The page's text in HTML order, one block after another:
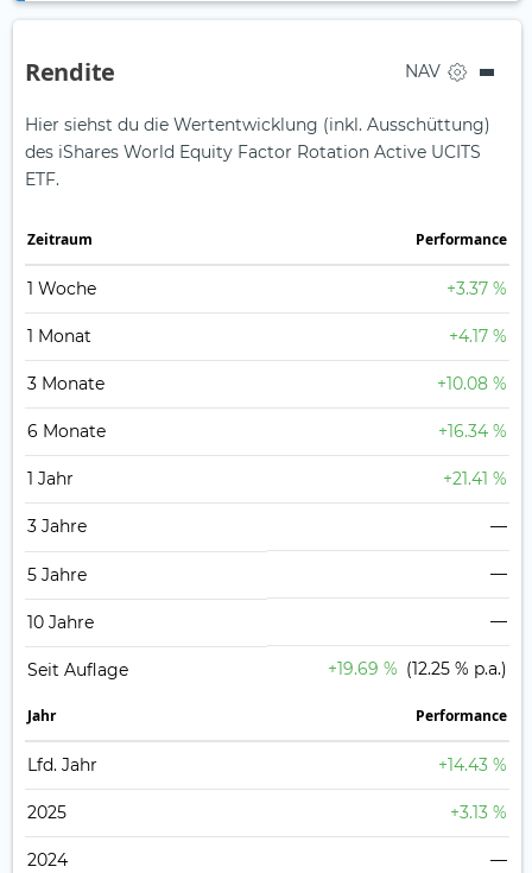
Rendite NAV
Hier siehst du die Wertentwicklung (inkl. Ausschüttung)
des iShares World Equity Factor Rotation Active UCITS
ETF.
Zeit­raum Perfor­mance
1 Woche +3.37 %
1 Monat +4.17 %
3 Monate +10.08 %
6 Monate +16.34 %
1 Jahr +21.41 %
3 Jahre —
5 Jahre —
10 Jahre —
Seit Auflage +19.69 % (12.25 % p.a.)
Jahr Perfor­mance
Lfd. Jahr +14.43 %
2025 +3.13 %
2024 —